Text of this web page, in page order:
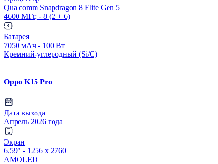
Qualcomm Snapdragon 8 Elite Gen 5
4600 МГц - 8 (2 + 6)
Батарея
7050 мАч - 100 Вт
Кремний-углеродный (Si/C)
Oppo K15 Pro
Дата выхода
Апрель 2026 года
Экран
6.59" - 1256 x 2760
AMOLED